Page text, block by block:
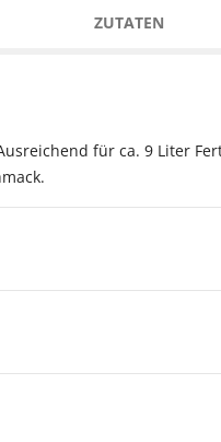
ZUTATEN
für ca. 9 Liter